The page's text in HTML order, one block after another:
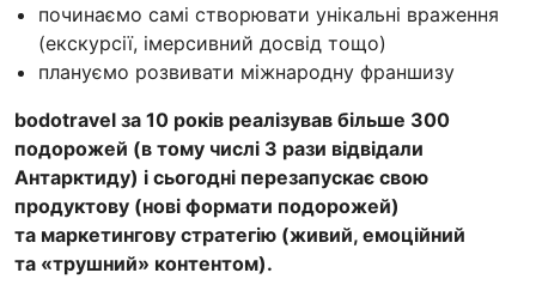
починаємо самі створювати унікальні враження
(екскурсії, імерсивний досвід тощо)
плануємо розвивати міжнародну франшизу
bodotravel за 10 років реалізував більше 300
подорожей (в тому числі 3 рази відвідали
Антарктиду) і сьогодні перезапускає свою
продуктову (нові формати подорожей)
та маркетингову стратегію (живий, емоційний
та «трушний» контентом).